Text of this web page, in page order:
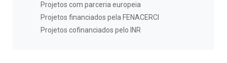
Projetos com parceria europeia
Projetos financiados pela FENACERCI
Projetos cofinanciados pelo INR